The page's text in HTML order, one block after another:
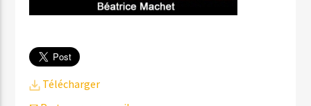
Télécharger